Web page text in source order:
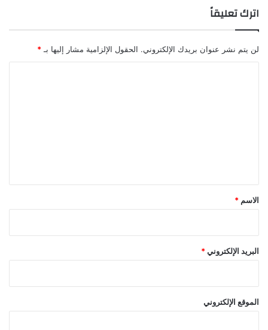
إ
ي
ع
ر
ب
اترك تعليقاً
لن يتم نشر عنوان بريدك الإلكتروني. الحقول الإلزامية مشار إليها بـ *
*
الاسم *
البريد الإلكتروني *
الموقع الإلكتروني